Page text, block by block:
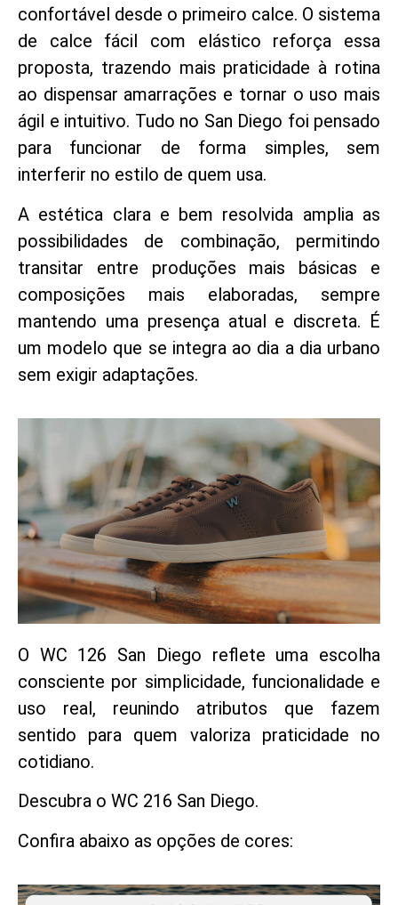
confortável desde o primeiro calce. O sistema
de calce fácil com elástico reforça essa
proposta, trazendo mais praticidade à rotina
ao dispensar amarrações e tornar o uso mais
ágil e intuitivo. Tudo no San Diego foi pensado
para funcionar de forma simples, sem
interferir no estilo de quem usa.
A estética clara e bem resolvida amplia as
possibilidades de combinação, permitindo
transitar entre produções mais básicas e
composições mais elaboradas, sempre
mantendo uma presença atual e discreta. É
um modelo que se integra ao dia a dia urbano
sem exigir adaptações.
O WC 126 San Diego reflete uma escolha
consciente por simplicidade, funcionalidade e
uso real, reunindo atributos que fazem
sentido para quem valoriza praticidade no
cotidiano.
Descubra o WC 216 San Diego.
Confira abaixo as opções de cores: